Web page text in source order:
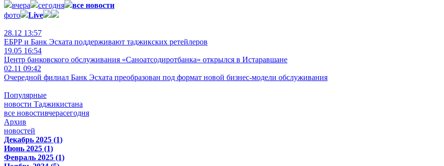
вчера
сегодня
все новости
фото
Live
28.12 13:57
ЕБРР и Банк Эсхата поддерживают таджикских ретейлеров
19.05 16:54
Центр банковского обслуживания «Саноатсодиротбанка» открылся в Истаравшане
02.11 09:42
Очередной филиал Банк Эсхата преобразован под формат новой бизнес-модели обслуживания
Популярные
новости Таджикистана
все новостивчерасегодня
Архив
новостей
Декабрь 2025 (1)
Июнь 2025 (1)
Февраль 2025 (1)